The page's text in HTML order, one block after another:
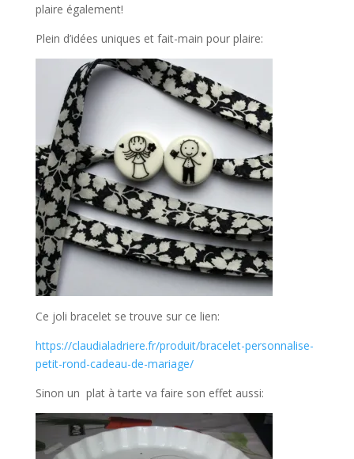
plaire également!
Plein d’idées uniques et fait-main pour plaire:
Ce joli bracelet se trouve sur ce lien:
https://claudialadriere.fr/produit/bracelet-personnalise-
petit-rond-cadeau-de-mariage/
Sinon un plat à tarte va faire son effet aussi: